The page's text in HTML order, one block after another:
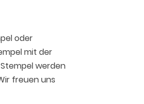
oder
mit der
werden
freuen uns